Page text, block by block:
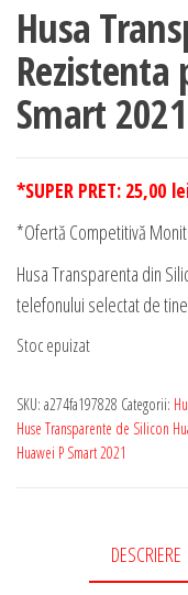
Husa
Smart
*SUPER PRET: 25,00
*Ofertă Competitivă
Husa Transparenta din
telefonului selectat de
Stoc epuizat
SKU: a274fa197828 Categorii:
Huse Transparente de Silicon
Huawei P Smart 2021
DESCRIERE